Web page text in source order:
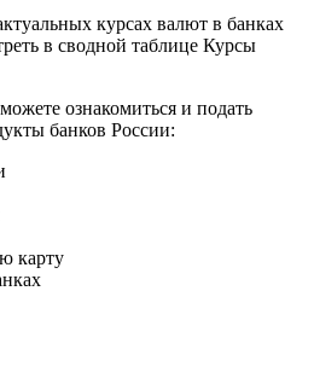
курсах валют в банках
в сводной таблице Курсы
ознакомиться и подать
банков России:
карту